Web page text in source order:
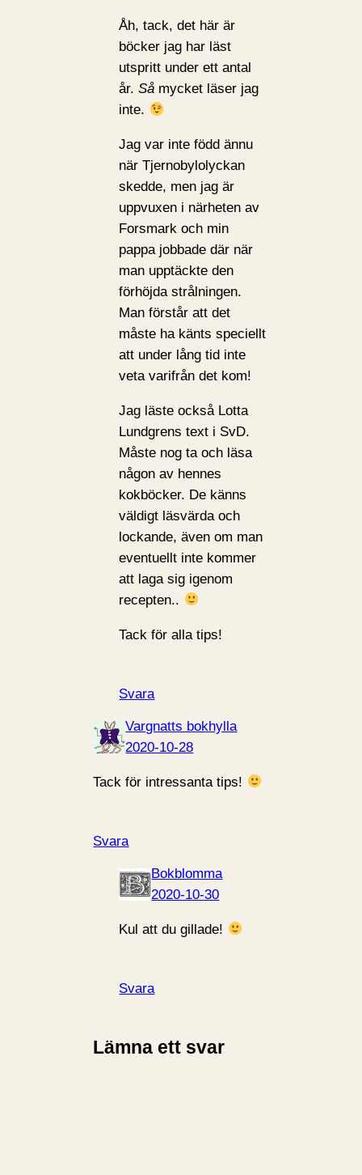
Åh, tack, det här är
böcker jag har läst
utspritt under ett antal
år.Så mycket läser jag
inte.
Jag var inte född ännu
när Tjernobylolyckan
skedde, men jag är
uppvuxen i närheten av
Forsmark och min
pappa jobbade där när
man upptäckte den
förhöjda strålningen.
Man förstår att det
måste ha känts speciellt
att under lång tid inte
veta varifrån det kom!
Jag läste också Lotta
Lundgrens text i SvD.
Måste nog ta och läsa
någon av hennes
kokböcker. De känns
väldigt läsvärda och
lockande, även om man
eventuellt inte kommer
att laga sig igenom
recepten..
Tack för alla tips!
Svara
Vargnatts bokhylla
2020-10-28
Tack för intressanta tips!
Svara
Bokblomma
2020-10-30
Kul att du gillade!
Svara
Lämna ett svar